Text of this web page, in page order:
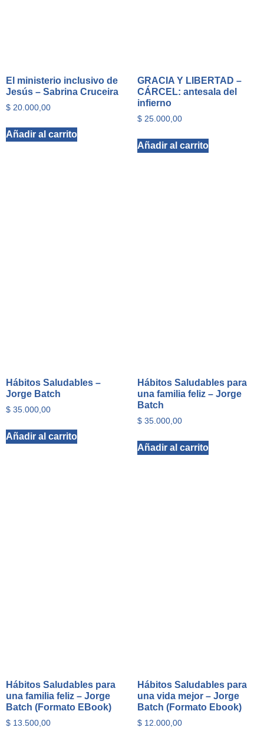
El ministerio inclusivo de
Jesús – Sabrina Cruceira
$ 20.000,00
Añadir al carrito
GRACIA Y LIBERTAD –
CÁRCEL: antesala del
infierno
$25.000,00
Añadir al carrito
Hábitos Saludables –
Jorge Batch
$ 35.000,00
Añadir al carrito
Hábitos Saludables para
una familia feliz – Jorge
Batch
$35.000,00
Añadir al carrito
Hábitos Saludables para
una familia feliz – Jorge
Batch (Formato EBook)
$ 13.500,00
Hábitos Saludables para
una vida mejor – Jorge
Batch (Formato Ebook)
$12.000,00